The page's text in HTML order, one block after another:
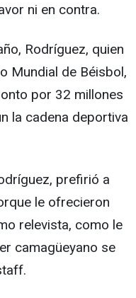
ni en contra.
Rodríguez, quien
Mundial de Béisbol,
por 32 millones
la cadena deportiva
prefirió a
le ofrecieron
relevista, como le
camagüeyano se